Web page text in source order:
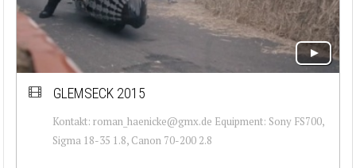
GLEMSECK 2015
Kontakt: roman_haenicke@gmx.de Equipment: Sony FS700,
Sigma 18-35 1.8, Canon 70-200 2.8